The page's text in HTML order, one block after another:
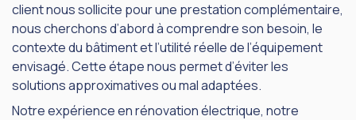
client nous sollicite pour une prestation complémentaire,
nous cherchons d’abord à comprendre son besoin, le
contexte du bâtiment et l’utilité réelle de l’équipement
envisagé. Cette étape nous permet d’éviter les
solutions approximatives ou mal adaptées.
Notre expérience en rénovation électrique, notre